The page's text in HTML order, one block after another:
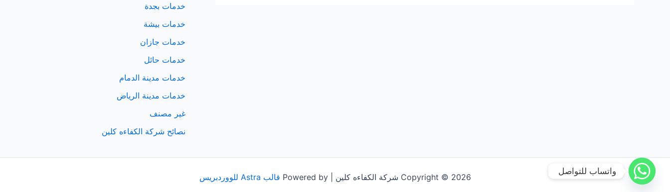
خدمات بجدة
خدمات بيشة
خدمات جازان
خدمات حائل
خدمات مدينة الدمام
خدمات مدينة الرياض
غير مصنف
نصائح شركة الكفاءه كلين
Copyright © 2026 شركة الكفاءه كلين | Powered by قالب Astra للووردبريس
واتساب للتواصل